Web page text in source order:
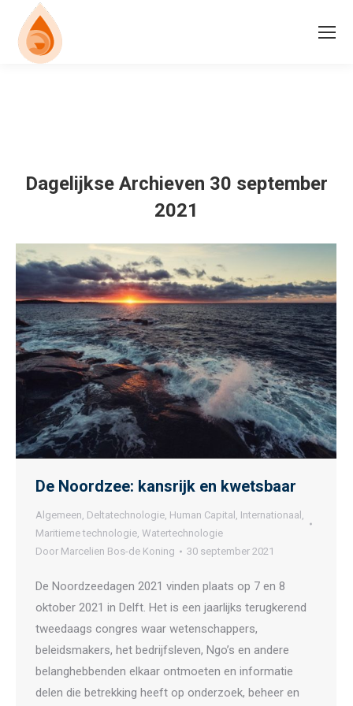
Dagelijkse Archieven 30 september
2021
De Noordzee: kansrijk en kwetsbaar
Algemeen, Deltatechnologie, Human Capital , Internationaal ,
Maritieme technologie, Watertechnologie
Door Marcelien Bos-de Koning 30 september 2021
De Noordzeedagen 2021 vinden plaats op 7 en 8
oktober 2021 in Delft. Het is een jaarlijks terugkerend
tweedaags congres waar wetenschappers,
beleidsmakers, het bedrijfsleven, Ngo’s en andere
belanghebbenden elkaar ontmoeten en informatie
delen die betrekking heeft op onderzoek, beheer en